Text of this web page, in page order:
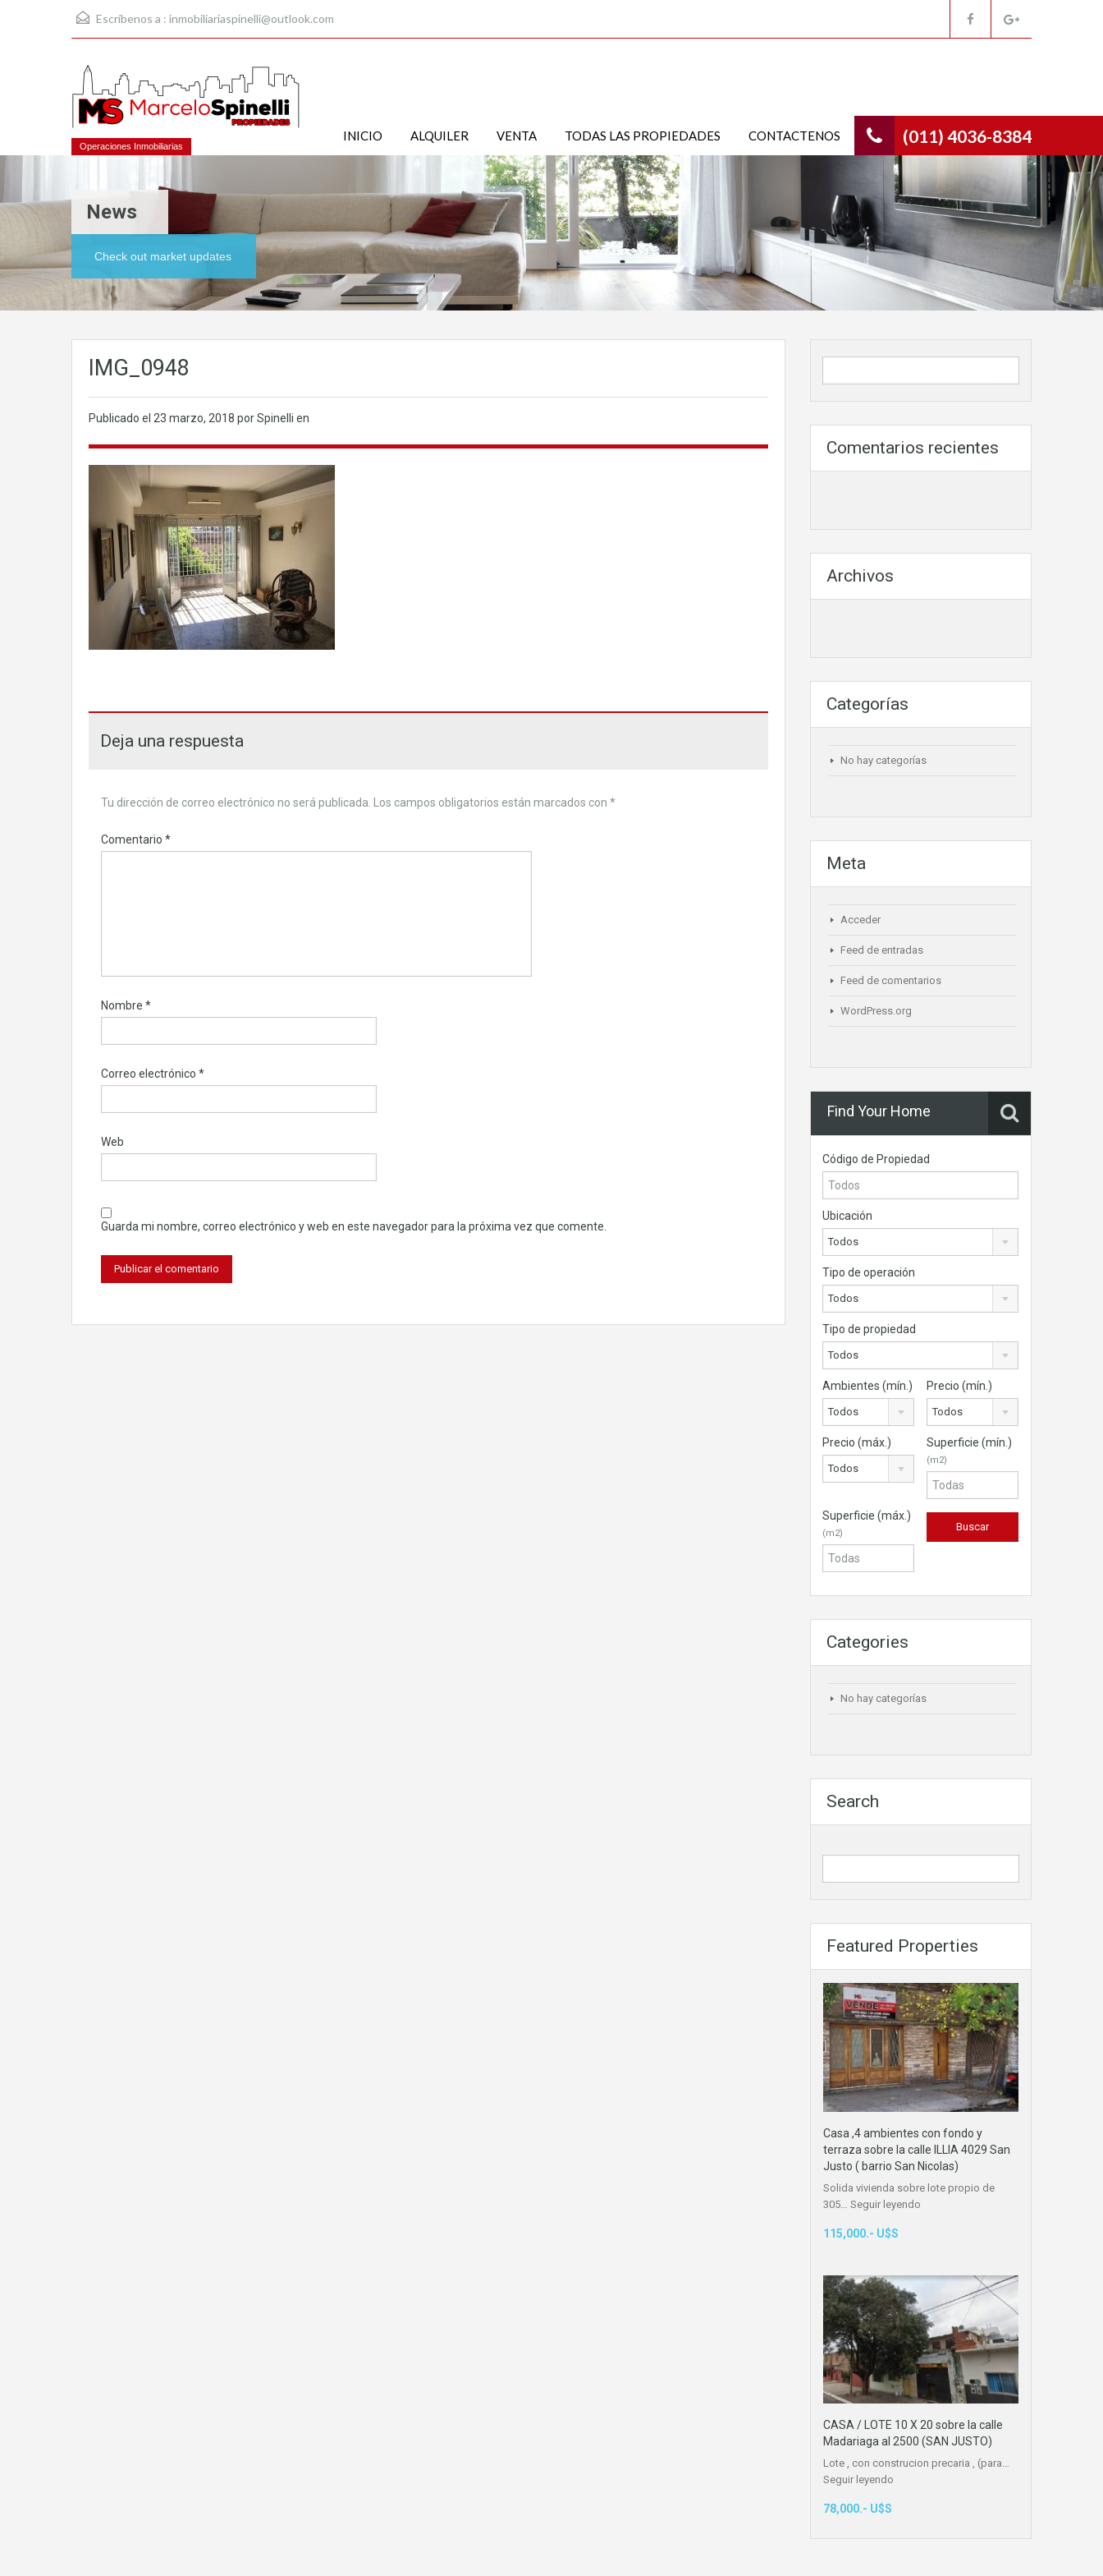
Escríbenos a : inmobiliariaspinelli@outlook.com
Operaciones Inmobiliarias (011) 4036-8384
INICIO ALQUILER VENTA TODAS LAS PROPIEDADES CONTACTENOS
News
Check out market updates
IMG_0948
Publicado el 23 marzo, 2018 por Spinelli en
Deja una respuesta
Tu dirección de correo electrónico no será publicada. Los campos obligatorios están marcados con *
Comentario *
Nombre *
Correo electrónico *
Web
Guarda mi nombre, correo electrónico y web en este navegador para la próxima vez que comente.
Comentarios recientes
Archivos
Categorías
No hay categorías
Meta
Acceder
Feed de entradas
Feed de comentarios
WordPress.org
Find Your Home
Código de Propiedad
Ubicación
Todos
Tipo de operación
Todos
Tipo de propiedad
Todos
Ambientes (mín.)
Todos
Precio (mín.)
Todos
Precio (máx.)
Todos
Superficie (mín.)
(m2)
Superficie (máx.)
(m2)
Categories
No hay categorías
Search
Featured Properties
Casa ,4 ambientes con fondo y
terraza sobre la calle ILLIA 4029 San
Justo ( barrio San Nicolas)
Solida vivienda sobre lote propio de
305… Seguir leyendo
115,000.- U$S
CASA / LOTE 10 X 20 sobre la calle
Madariaga al 2500 (SAN JUSTO)
Lote , con construcion precaria , (para…
Seguir leyendo
78,000.- U$S